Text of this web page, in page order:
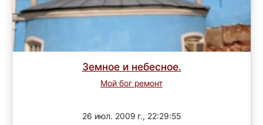
Земное и небесное.
Мой бог ремонт
26 июл. 2009 г., 22:29:55